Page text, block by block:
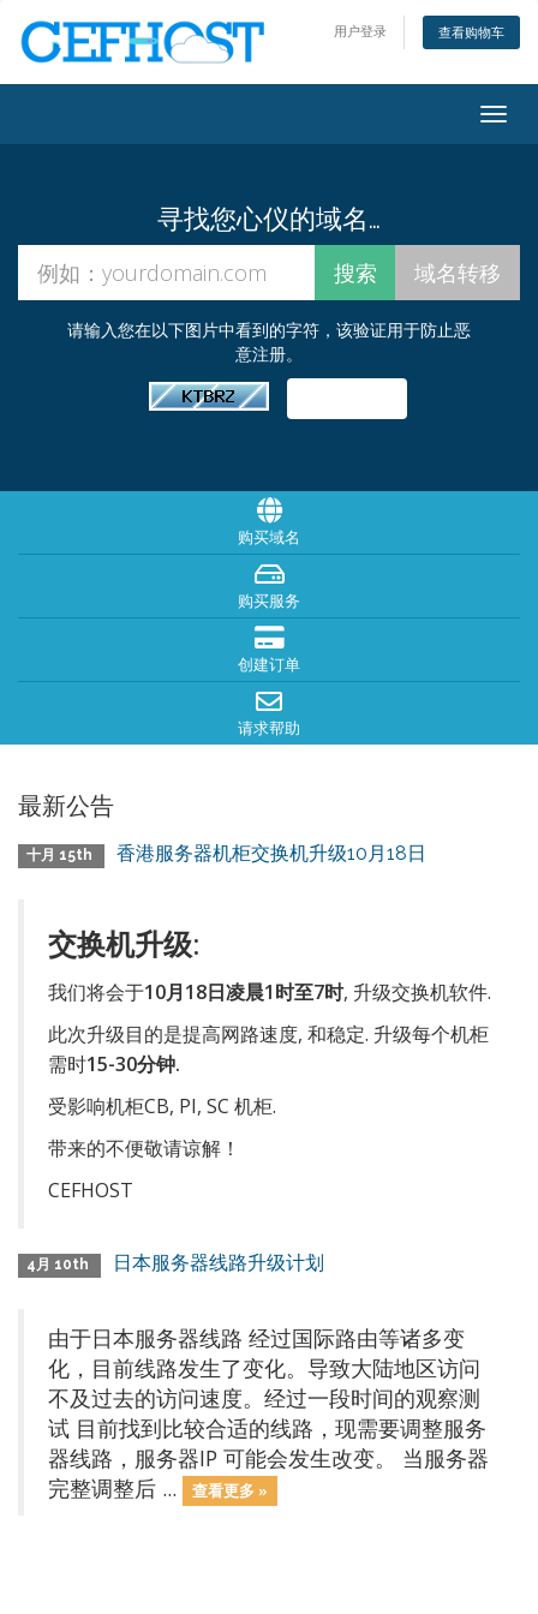
用户登录 查看购物车
寻找您心仪的域名…
请输入您在以下图片中看到的字符，该验证用于防止恶
意注册。
购买域名
购买服务
创建订单
请求帮助
最新公告
十月 15th 香港服务器机柜交换机升级10月18日
交换机升级:
我们将会于10月18日凌晨1时至7时, 升级交换机软件.
此次升级目的是提高网路速度, 和稳定. 升级每个机柜
需时15-30分钟.
受影响机柜CB, PI, SC 机柜.
带来的不便敬请谅解！
CEFHOST
4月 10th 日本服务器线路升级计划
由于日本服务器线路 经过国际路由等诸多变
化，目前线路发生了变化。导致大陆地区访问
不及过去的访问速度。经过一段时间的观察测
试 目前找到比较合适的线路，现需要调整服务
器线路，服务器IP 可能会发生改变。 当服务器
完整调整后 ...
查看更多 »